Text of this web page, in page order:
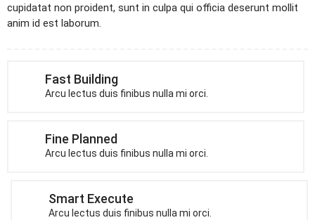
cupidatat non proident, sunt in culpa qui officia deserunt mollit
anim id est laborum.
Fast Building
Arcu lectus duis finibus nulla mi orci.
Fine Planned
Arcu lectus duis finibus nulla mi orci.
Smart Execute
Arcu lectus duis finibus nulla mi orci.